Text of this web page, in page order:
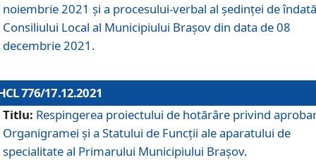
noiembrie 2021 și a procesului-verbal al şedinţei de
Consiliului Local al Municipiului Braşov din data de 08
decembrie 2021.
776/17.12.2021
Titlu: Respingerea proiectului de hotărâre privind
Organigramei şi a Statului de Funcţii ale aparatului de
specialitate al Primarului Municipiului Braşov.